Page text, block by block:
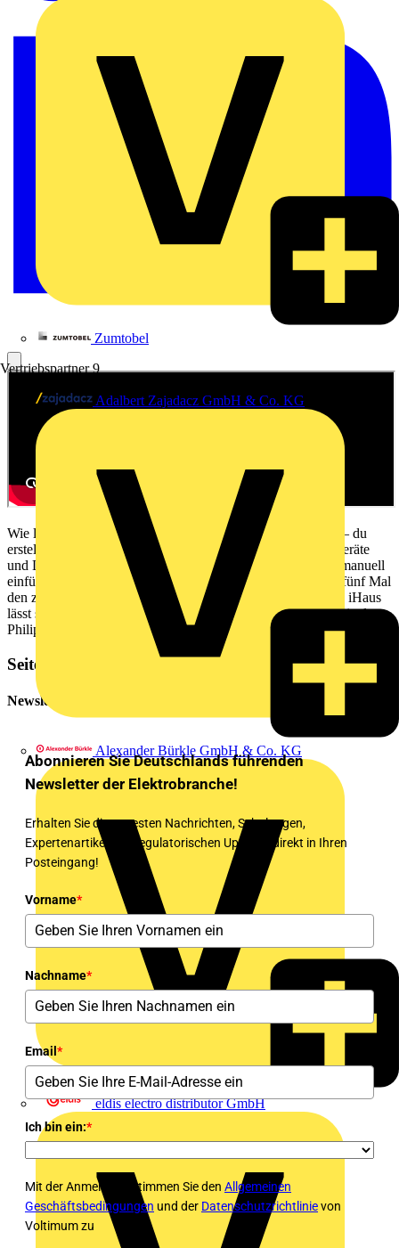
Zumtobel
Vertriebspartner 9
Adalbert Zajadacz GmbH & Co. KG
Alexander Bürkle GmbH & Co. KG
eldis electro distributor GmbH
Wie lässt sich KNX-Licht mit iHaus steuern? Ganz einfach – du
erstellst ein KNX-LINKIT. Im gewünschten Raum über „Geräte
und Dienste“ das KNX-Gerät auswählen und das LINKIT manuell
einfügen oder das KNX-Gerät einlernen. Dazu betätigst du fünf Mal
den zugehörigen Schalter, wie im Video beschrieben. Durch iHaus
lässt sich zudem das KNX-Licht mit smarten Lichtquellen wie der
Philips Hue oder der Osram Lightify verbinden.
Seitenleiste
Newsletter
Abonnieren Sie Deutschlands führenden
Newsletter der Elektrobranche!
Erhalten Sie die neuesten Nachrichten, Schulungen,
Expertenartikel und regulatorischen Updates direkt in Ihren
Posteingang!
Vorname*
Nachname*
Email *
Ich bin ein:*
Mit der Anmeldung stimmen Sie den Allgemeinen
Geschäftsbedingungen und der Datenschutzrichtlinievon
Voltimum zu